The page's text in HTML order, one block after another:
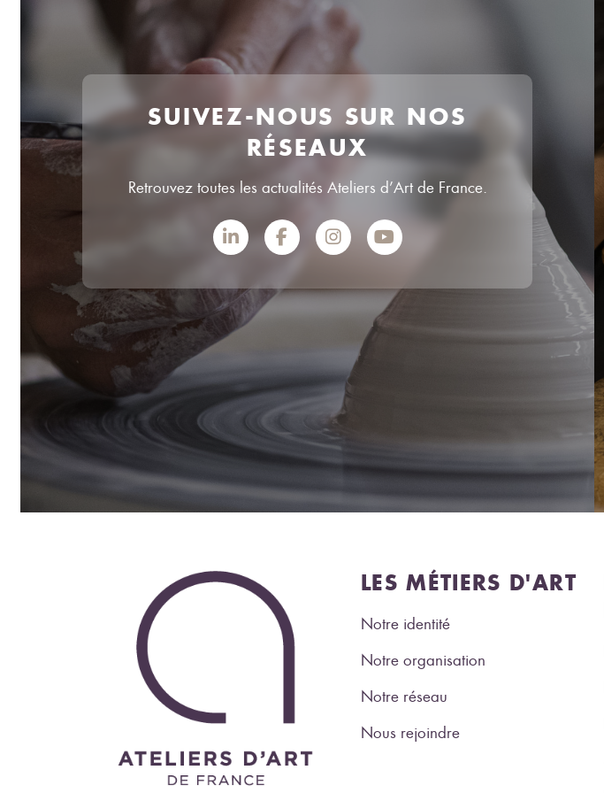
SUIVEZ-NOUS SUR NOS
RÉSEAUX
Retrouvez toutes les actualités Ateliers d’Art de France.
LES MÉTIERS D'ART
Notre identité
Notre organisation
Notre réseau
Nous rejoindre